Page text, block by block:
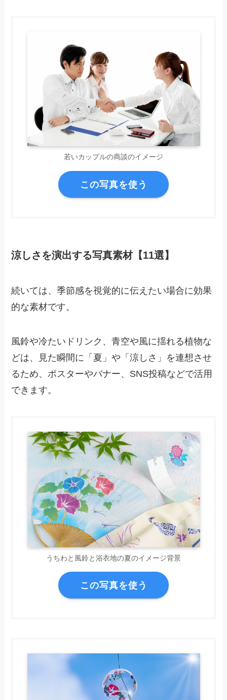
若いカップルの商談のイメージ
この写真を使う
涼しさを演出する写真素材【11選】
続いては、季節感を視覚的に伝えたい場合に効果
的な素材です。
風鈴や冷たいドリンク、青空や風に揺れる植物な
どは、見た瞬間に「夏」や「涼しさ」を連想させ
るため、ポスターやバナー、SNS投稿などで活用
できます。
うちわと風鈴と浴衣地の夏のイメージ背景
この写真を使う